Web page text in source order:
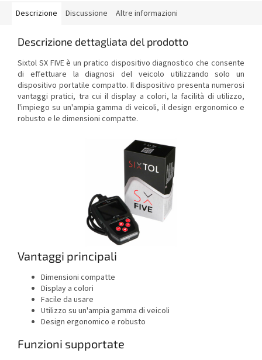
Descrizione Discussione Altre informazioni
Descrizione dettagliata del prodotto
Sixtol SX FIVE è un pratico dispositivo diagnostico che consente
di effettuare la diagnosi del veicolo utilizzando solo un
dispositivo portatile compatto. Il dispositivo presenta numerosi
vantaggi pratici, tra cui il display a colori, la facilità di utilizzo,
l'impiego su un'ampia gamma di veicoli, il design ergonomico e
robusto e le dimensioni compatte.
Vantaggi principali
Dimensioni compatte
Display a colori
Facile da usare
Utilizzo su un'ampia gamma di veicoli
Design ergonomico e robusto
Funzioni supportate